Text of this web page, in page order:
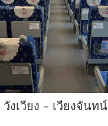
วังเวียง – เวียงจันทน์